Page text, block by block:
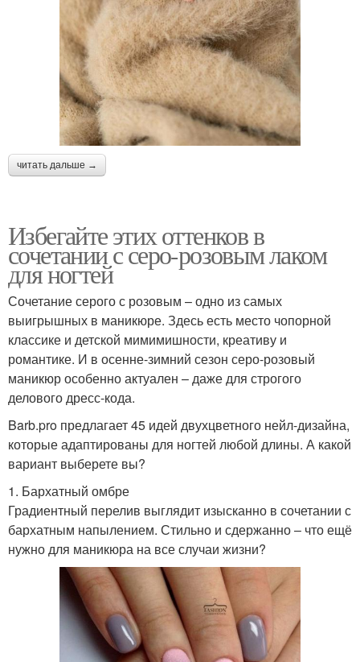
читать дальше →
Избегайте этих оттенков в
сочетании с серо-розовым лаком
для ногтей
Сочетание серого с розовым – одно из самых
выигрышных в маникюре. Здесь есть место чопорной
классике и детской мимимишности, креативу и
романтике. И в осенне-зимний сезон серо-розовый
маникюр особенно актуален – даже для строгого
делового дресс-кода.
Barb.pro предлагает 45 идей двухцветного нейл-дизайна,
которые адаптированы для ногтей любой длины. А какой
вариант выберете вы?
1. Бархатный омбре
Градиентный перелив выглядит изысканно в сочетании с
бархатным напылением. Стильно и сдержанно – что ещё
нужно для маникюра на все случаи жизни?